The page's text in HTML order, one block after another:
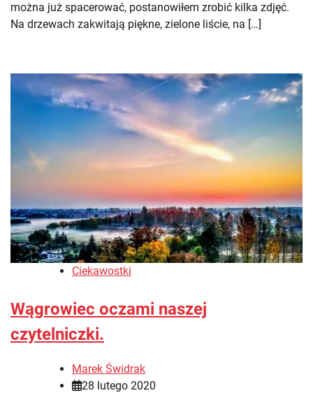
można już spacerować, postanowiłem zrobić kilka zdjęć.
Na drzewach zakwitają piękne, zielone liście, na […]
Ciekawostki
Wągrowiec oczami naszej
czytelniczki.
Marek Świdrak
28 lutego 2020